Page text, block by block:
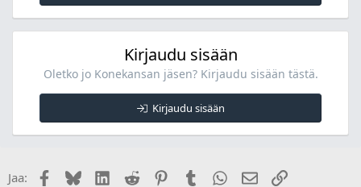
Kirjaudu sisään
Oletko jo Konekansan jäsen? Kirjaudu sisään tästä.
Kirjaudu sisään
Jaa: Facebook
BlueskyLinkedIn
Reddit PinterestTumblr WhatsApp
Sähköposti
Linkki